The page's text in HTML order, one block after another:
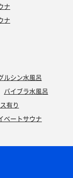
ナ
ナ
ルシン水風呂
バイブラ水風呂
有り
ベートサウナ